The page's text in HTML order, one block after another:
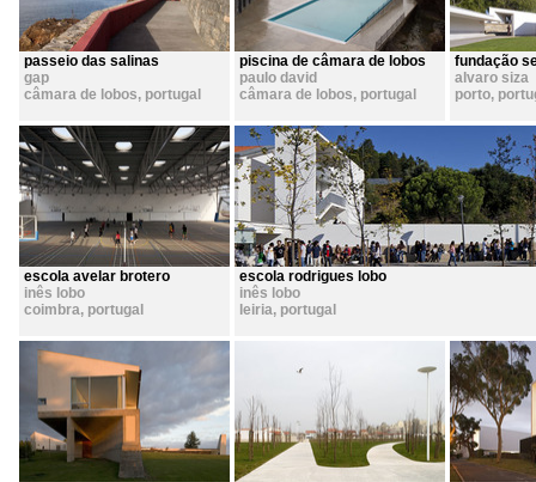
passeio das salinas
gap
câmara de lobos, portugal
piscina de câmara de lobos
paulo david
câmara de lobos, portugal
fundação
alvaro siza
porto,
escola avelar brotero
inês lobo
coimbra, portugal
escola rodrigues lobo
inês lobo
leiria, portugal